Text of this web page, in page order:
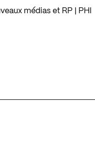
médias et RP | PHI